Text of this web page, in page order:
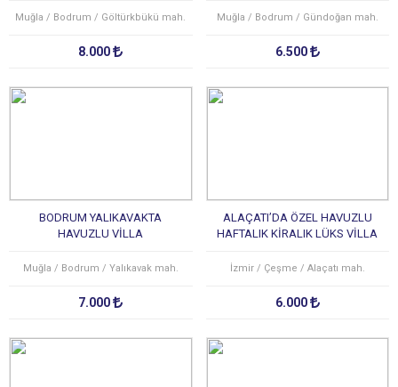
Muğla / Bodrum / Göltürkbükü mah.
8.000
Muğla / Bodrum / Gündoğan mah.
6.500
BODRUM YALIKAVAKTA
HAVUZLU VİLLA
Muğla / Bodrum / Yalıkavak mah.
7.000
ALAÇATI’DA ÖZEL HAVUZLU
HAFTALIK KİRALIK LÜKS VİLLA
İzmir / Çeşme / Alaçatı mah.
6.000